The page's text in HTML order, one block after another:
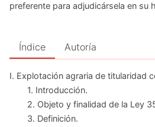
preferente para adjudicársela en su
Índice Autoría
I. Explotación agraria de titularidad
1. Introducción.
2. Objeto y finalidad de la Ley
3. Definición.